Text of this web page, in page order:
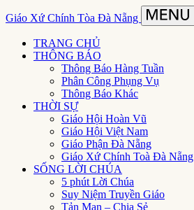
Giáo Xứ Chính Tòa Đà Nẵng
TRANG CHỦ
THÔNG BÁO
Thông Báo Hàng Tuần
Phân Công Phụng Vụ
Thông Báo Khác
THỜI SỰ
Giáo Hội Hoàn Vũ
Giáo Hội Việt Nam
Giáo Phận Đà Nẵng
Giáo Xứ Chính Toà Đà Nẵng
SỐNG LỜI CHÚA
5 phút Lời Chúa
Suy Niệm Truyền Giáo
Tản Mạn – Chia Sẻ